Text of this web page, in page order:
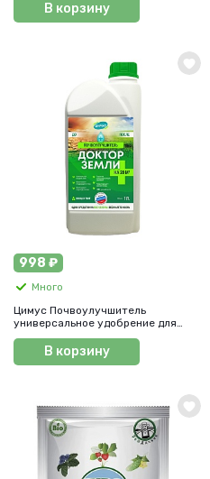
В корзину
998 ₽
Много
Цимус Почвоулучшитель
универсальное удобрение для
растений 1 л
В корзину